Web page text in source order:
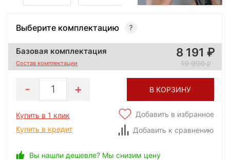
Выберите комплектацию
Базовая комплектация
Состав комплектации
8 191
19 990
1 В КОРЗИНУ
Купить в 1 клик
Купить в кредит
Добавить в избранное
Добавить к сравнению
Вы нашли дешевле? Мы снизим цену